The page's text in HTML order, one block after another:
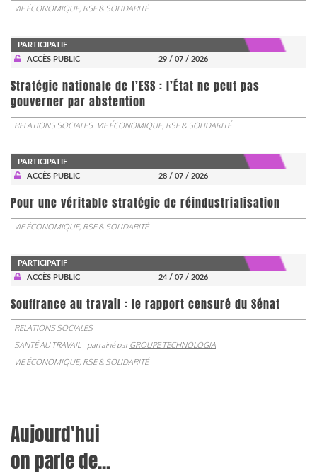
VIE ÉCONOMIQUE, RSE & SOLIDARITÉ
PARTICIPATIF
ACCÈS PUBLIC
29 / 07 / 2026
Stratégie nationale de l’ESS : l’État ne peut pas
gouverner par abstention
RELATIONS SOCIALES VIE ÉCONOMIQUE, RSE & SOLIDARITÉ
PARTICIPATIF
ACCÈS PUBLIC
28 / 07 / 2026
Pour une véritable stratégie de réindustrialisation
VIE ÉCONOMIQUE, RSE & SOLIDARITÉ
PARTICIPATIF
ACCÈS PUBLIC
24 / 07 / 2026
Souffrance au travail : le rapport censuré du Sénat
RELATIONS SOCIALES
SANTÉ AU TRAVAIL
parrainé parGROUPE TECHNOLOGIA
VIE ÉCONOMIQUE, RSE & SOLIDARITÉ
Aujourd'hui
on parle de...